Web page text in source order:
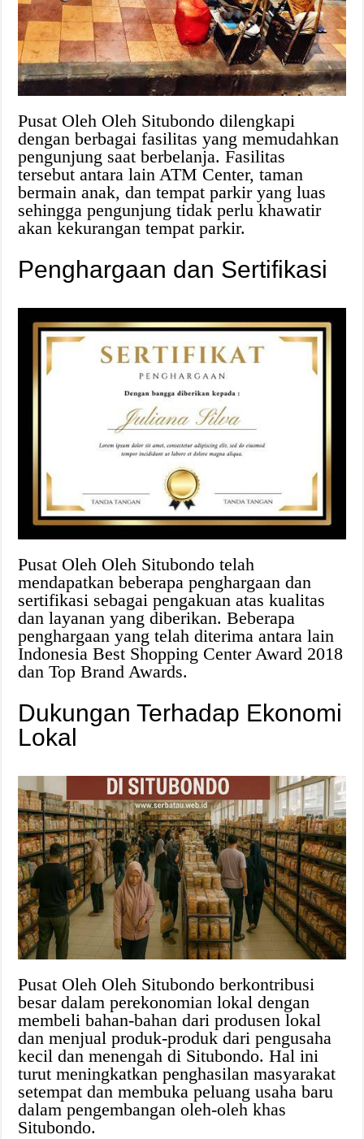
Pusat Oleh Oleh Situbondo dilengkapi
dengan berbagai fasilitas yang memudahkan
pengunjung saat berbelanja. Fasilitas
tersebut antara lain ATM Center, taman
bermain anak, dan tempat parkir yang luas
sehingga pengunjung tidak perlu khawatir
akan kekurangan tempat parkir.
Penghargaan dan Sertifikasi
Pusat Oleh Oleh Situbondo telah
mendapatkan beberapa penghargaan dan
sertifikasi sebagai pengakuan atas kualitas
dan layanan yang diberikan. Beberapa
penghargaan yang telah diterima antara lain
Indonesia Best Shopping Center Award 2018
dan Top Brand Awards.
Dukungan Terhadap Ekonomi
Lokal
Pusat Oleh Oleh Situbondo berkontribusi
besar dalam perekonomian lokal dengan
membeli bahan-bahan dari produsen lokal
dan menjual produk-produk dari pengusaha
kecil dan menengah di Situbondo. Hal ini
turut meningkatkan penghasilan masyarakat
setempat dan membuka peluang usaha baru
dalam pengembangan oleh-oleh khas
Situbondo.